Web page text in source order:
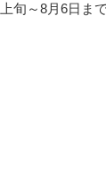
旬～8月6日ま